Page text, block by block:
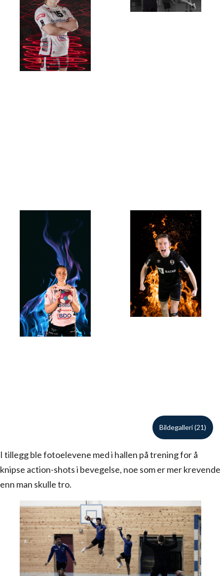
Bildegalleri (21)
I tillegg ble fotoelevene med i hallen på trening for å
knipse action-shots i bevegelse, noe som er mer krevende
enn man skulle tro.